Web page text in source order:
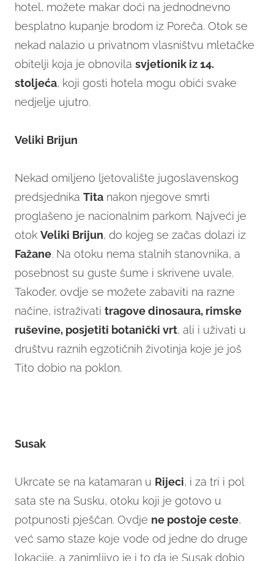
hotel, možete makar doći na jednodnevno
besplatno kupanje brodom iz Poreča. Otok se
nekad nalazio u privatnom vlasništvu mletačke
obitelji koja je obnovila svjetionik iz 14.
stoljeća, koji gosti hotela mogu obići svake
nedjelje ujutro.
Veliki Brijun
Nekad omiljeno ljetovalište jugoslavenskog
predsjednika Tita nakon njegove smrti
proglašeno je nacionalnim parkom. Najveći je
otok Veliki Brijun, do kojeg se začas dolazi iz
Fažane. Na otoku nema stalnih stanovnika, a
posebnost su guste šume i skrivene uvale.
Također, ovdje se možete zabaviti na razne
načine, istraživati tragove dinosaura, rimske
ruševine, posjetiti botanički vrt, ali i uživati u
društvu raznih egzotičnih životinja koje je još
Tito dobio na poklon.
Susak
Ukrcate se na katamaran u Rijeci, i za tri i pol
sata ste na Susku, otoku koji je gotovo u
potpunosti pješčan. Ovdje ne postoje ceste,
već samo staze koje vode od jedne do druge
lokacije, a zanimljivo je i to da je Susak dobio